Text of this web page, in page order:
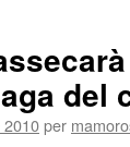
del
per